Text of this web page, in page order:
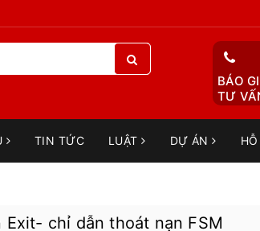
BÁO
TƯ
TIN TỨC LUẬT DỰ ÁN
Exit- chỉ dẫn thoát nạn FSM